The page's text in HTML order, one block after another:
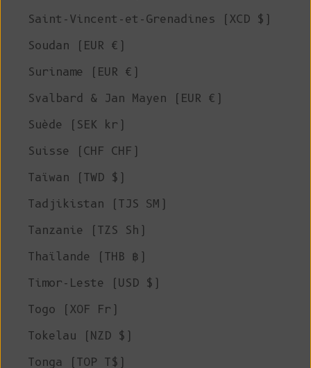
Saint-Vincent-et-Grenadines (XCD $)
Soudan (EUR €)
Suriname (EUR €)
Svalbard & Jan Mayen (EUR €)
Suède (SEK kr)
Suisse (CHF CHF)
Taïwan (TWD $)
Tadjikistan (TJS ЅМ)
Tanzanie (TZS Sh)
Thaïlande (THB ฿)
Timor-Leste (USD $)
Togo (XOF Fr)
Tokelau (NZD $)
Tonga (TOP T$)